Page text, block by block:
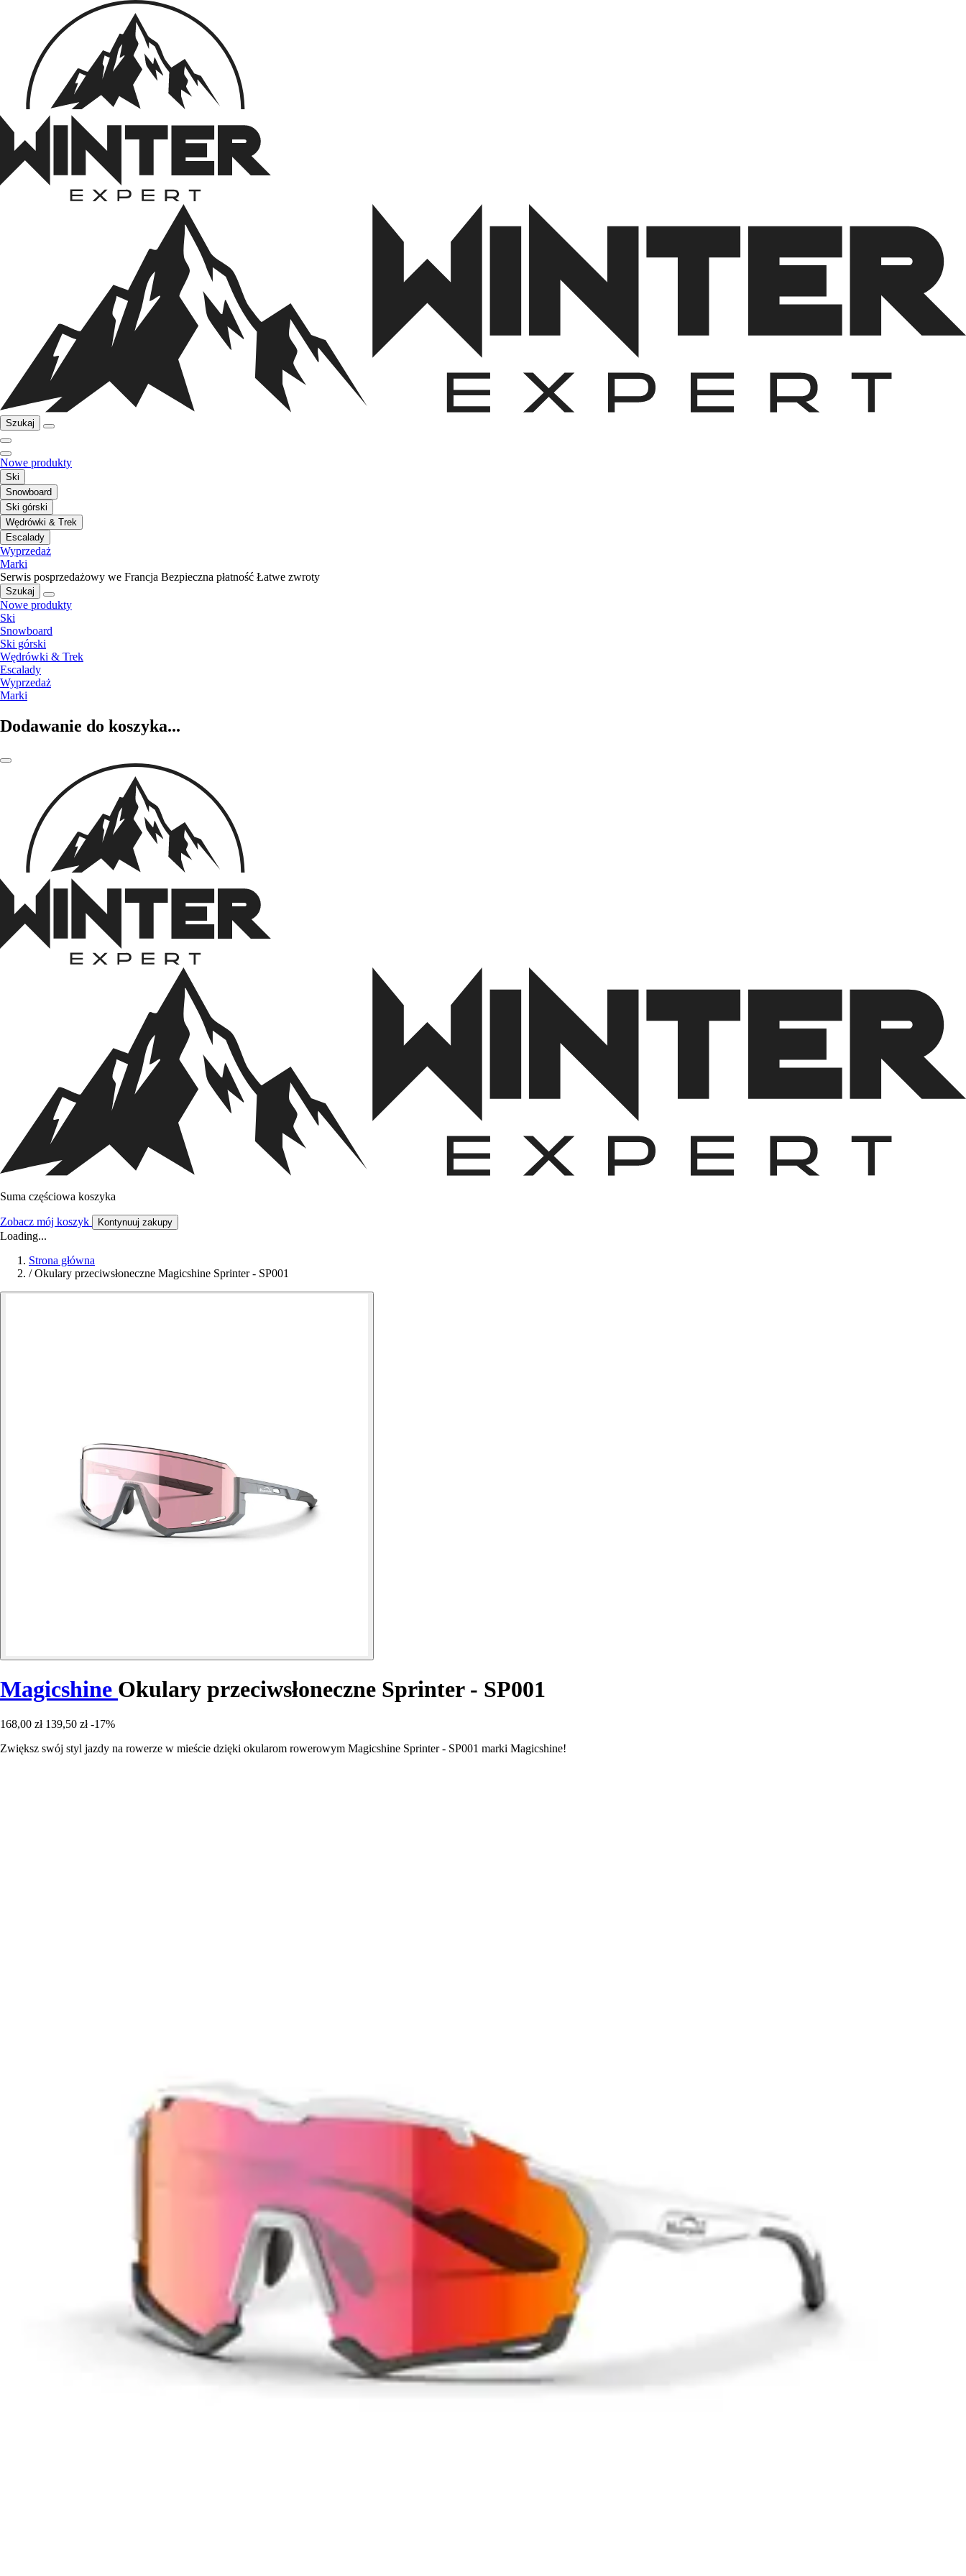
Szukaj
Nowe produkty
Ski
Snowboard
Ski górski
Wędrówki & Trek
Escalady
Wyprzedaż
Marki
Serwis posprzedażowy we Francja Bezpieczna płatność Łatwe zwroty
Szukaj
Nowe produkty
Ski
Snowboard
Ski górski
Wędrówki & Trek
Escalady
Wyprzedaż
Marki
Dodawanie do koszyka...
Suma częściowa koszyka
Zobacz mój koszyk Kontynuuj zakupy
Loading...
Strona główna
/ Okulary przeciwsłoneczne Magicshine Sprinter - SP001
Magicshine Okulary przeciwsłoneczne Sprinter - SP001
168,00 zł 139,50 zł -17%
Zwiększ swój styl jazdy na rowerze w mieście dzięki okularom rowerowym Magicshine Sprinter - SP001 marki Magicshine!